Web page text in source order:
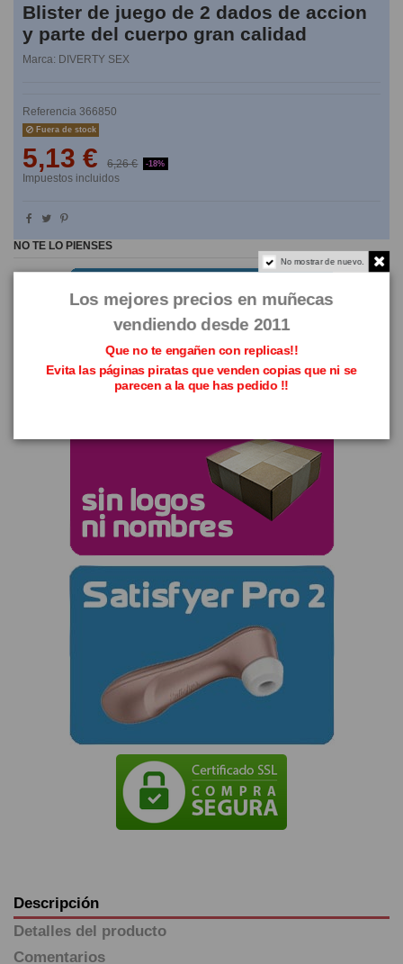
Blister de juego de 2 dados de accion
y parte del cuerpo gran calidad
Marca: DIVERTY SEX
Referencia 366850
Fuera de stock
5,13 € 6,26 € -18%
Impuestos incluidos
NO TE LO PIENSES
Descripción
Detalles del producto
Comentarios
No mostrar de nuevo.
Los mejores precios en muñecas
vendiendo desde 2011
Que no te engañen con replicas!!
Evita las páginas piratas que venden copias que ni se
parecen a la que has pedido !!